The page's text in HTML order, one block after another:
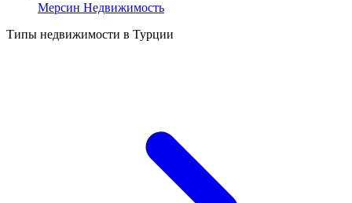
Мерсин Недвижимость
Типы недвижимости в Турции